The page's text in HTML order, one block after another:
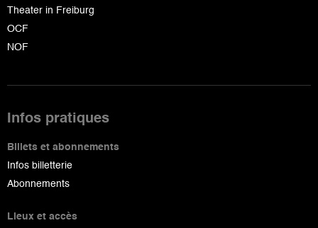
Theater in Freiburg
OCF
NOF
Infos pratiques
Billets et abonnements
Infos billetterie
Abonnements
Lieux et accès